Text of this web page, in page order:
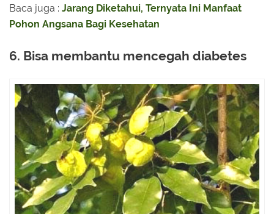
Baca juga : Jarang Diketahui, Ternyata Ini Manfaat
Pohon Angsana Bagi Kesehatan
6. Bisa membantu mencegah diabetes